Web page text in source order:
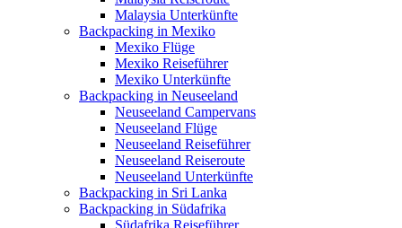
Malaysia Unterkünfte
Backpacking in Mexiko
Mexiko Flüge
Mexiko Reiseführer
Mexiko Unterkünfte
Backpacking in Neuseeland
Neuseeland Campervans
Neuseeland Flüge
Neuseeland Reiseführer
Neuseeland Reiseroute
Neuseeland Unterkünfte
Backpacking in Sri Lanka
Backpacking in Südafrika
Südafrika Reiseführer